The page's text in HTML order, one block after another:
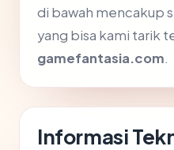
di bawah mencakup
yang bisa kami tarik
gamefantasia.com.
Informasi